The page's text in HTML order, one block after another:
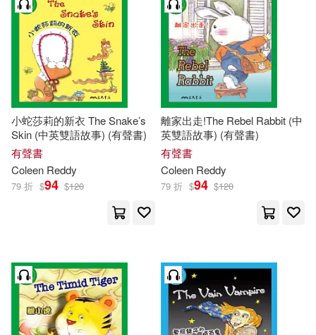
小蛇莎莉的新衣 The Snake’s
Skin (中英雙語故事) (有聲書)
有聲書
Coleen Reddy
79 折 $94 $120
離家出走!The Rebel Rabbit (中
英雙語故事) (有聲書)
有聲書
Coleen Reddy
79 折 $94 $120